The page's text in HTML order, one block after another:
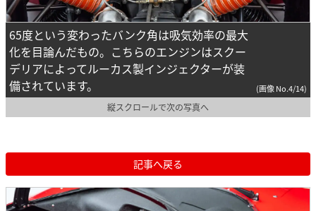
65度という変わったバンク角は吸気効率の最大
化を目論んだもの。こちらのエンジンはスクー
デリアによってルーカス製インジェクターが装
備されています。
(画像 No.4/14)
縦スクロールで次の写真へ
記事へ戻る